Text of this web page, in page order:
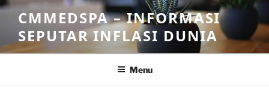
Skip
content
CMMEDSPA – INFORMASI
SEPUTAR INFLASI DUNIA
Menu